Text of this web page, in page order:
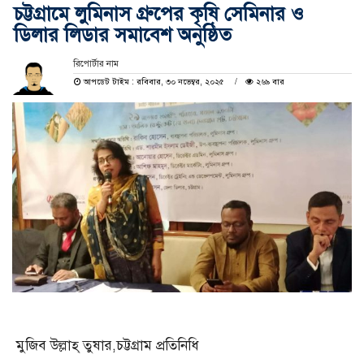
চট্টগ্রামে লুমিনাস গ্রুপের কৃষি সেমিনার ও
ডিলার লিডার সমাবেশ অনুষ্ঠিত
রিপোর্টার নাম
আপডেট টাইম : রবিবার, ৩০ নভেম্বর, ২০২৫
২৬৯ বার
মুজিব উল্লাহ্ তুষার,চট্টগ্রাম প্রতিনিধি